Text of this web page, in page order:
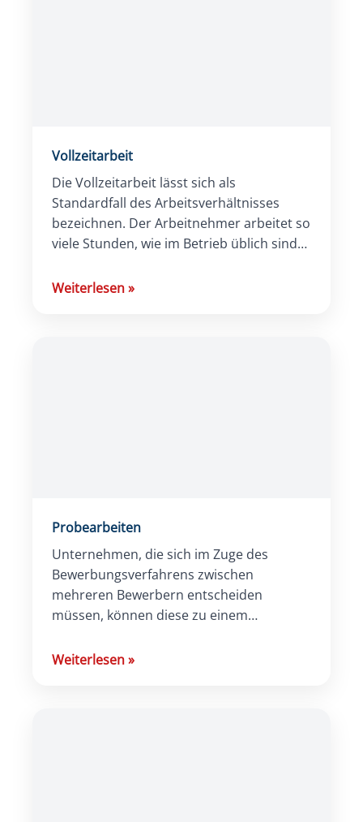
Vollzeitarbeit
Die Vollzeitarbeit lässt sich als
Standardfall des Arbeitsverhältnisses
bezeichnen. Der Arbeitnehmer arbeitet so
viele Stunden, wie im Betrieb üblich sind
beschäftigt. Definition: Wann spricht […]
Weiterlesen»
Probearbeiten
Unternehmen, die sich im Zuge des
Bewerbungsverfahrens zwischen
mehreren Bewerbern entscheiden
müssen, können diese zu einem
endgültige Entscheidung treffen zu
Weiterlesen»